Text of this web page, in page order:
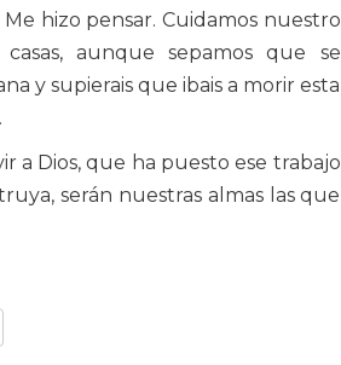
hizo pensar. Cuidamos nuestro
aunque sepamos que se
y supierais que ibais a morir esta
a Dios, que ha puesto ese trabajo
serán nuestras almas las que